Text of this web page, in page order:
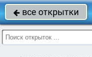
 все открытки